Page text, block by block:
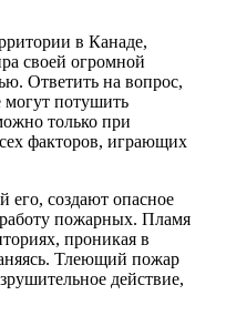
в Канаде,
своей огромной
Ответить на вопрос,
могут потушить
только при
факторов, играющих
создают опасное
работу пожарных. Пламя
проникая в
Тлеющий пожар
действие,